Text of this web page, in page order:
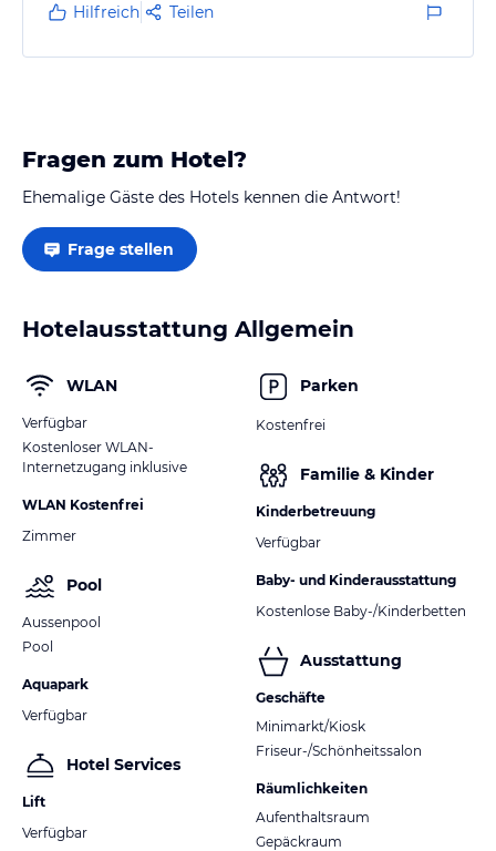
Hilfreich Teilen
Fragen zum Hotel?
Ehemalige Gäste des Hotels kennen die Antwort!
Frage stellen
Hotelausstattung Allgemein
WLAN
Verfügbar
Kostenloser WLAN-
Internetzugang inklusive
WLAN Kostenfrei
Zimmer
Pool
Aussenpool
Pool
Aquapark
Verfügbar
Hotel Services
Lift
Verfügbar
Parken
Kostenfrei
Familie & Kinder
Kinderbetreuung
Verfügbar
Baby- und Kinderausstattung
Kostenlose Baby-/Kinderbetten
Ausstattung
Geschäfte
Minimarkt/Kiosk
Friseur-/Schönheitssalon
Räumlichkeiten
Aufenthaltsraum
Gepäckraum